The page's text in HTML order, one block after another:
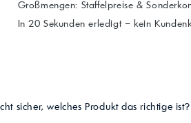
Großmengen: Staffelpreise &
In 20 Sekunden erledigt – kein
sicher, welches Produkt das richtige ist?